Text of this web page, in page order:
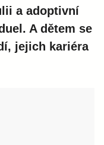
a adoptivní
A dětem se
jejich kariéra